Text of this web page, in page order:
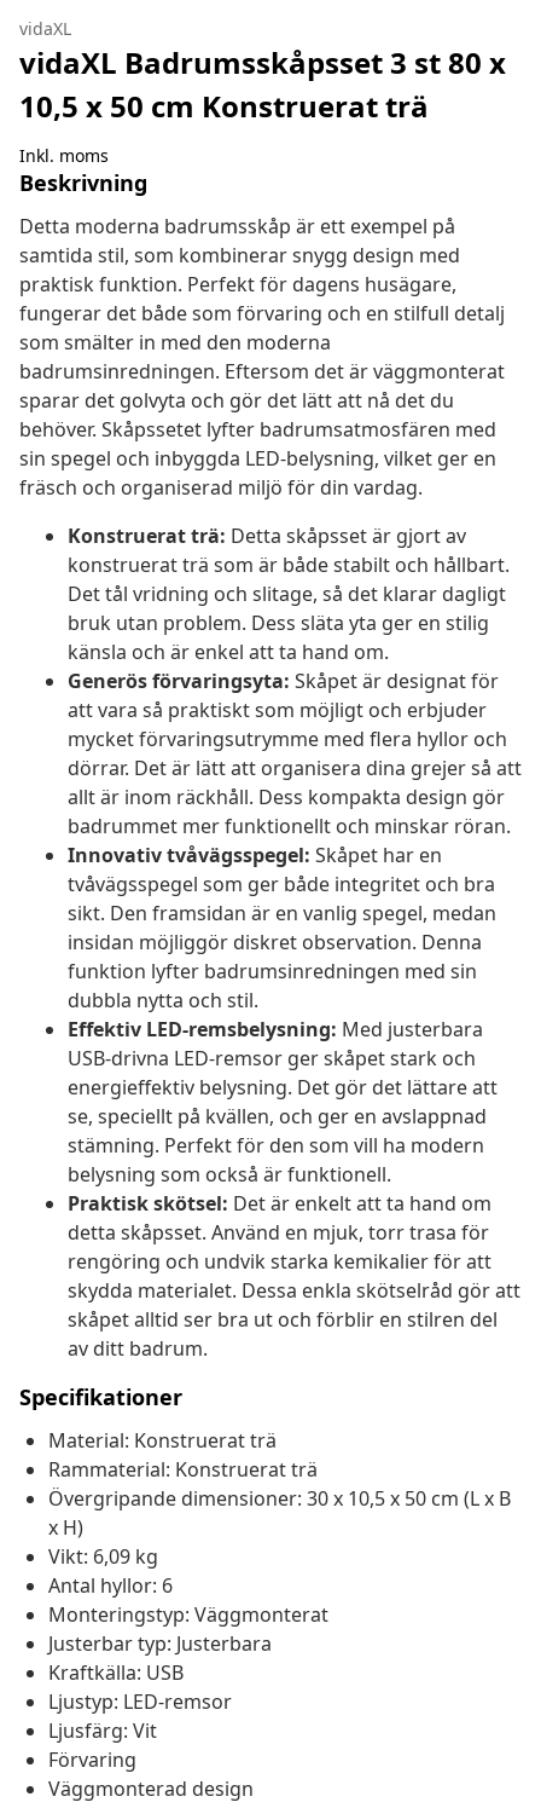
vidaXL
vidaXL Badrumsskåpsset 3 st 80 x
10,5 x 50 cm Konstruerat trä
Inkl. moms
Beskrivning
Detta moderna badrumsskåp är ett exempel på
samtida stil, som kombinerar snygg design med
praktisk funktion. Perfekt för dagens husägare,
fungerar det både som förvaring och en stilfull detalj
som smälter in med den moderna
badrumsinredningen. Eftersom det är väggmonterat
sparar det golvyta och gör det lätt att nå det du
behöver. Skåpssetet lyfter badrumsatmosfären med
sin spegel och inbyggda LED-belysning, vilket ger en
fräsch och organiserad miljö för din vardag.
Konstruerat trä: Detta skåpsset är gjort av
konstruerat trä som är både stabilt och hållbart.
Det tål vridning och slitage, så det klarar dagligt
bruk utan problem. Dess släta yta ger en stilig
känsla och är enkel att ta hand om.
Generös förvaringsyta: Skåpet är designat för
att vara så praktiskt som möjligt och erbjuder
mycket förvaringsutrymme med flera hyllor och
dörrar. Det är lätt att organisera dina grejer så att
allt är inom räckhåll. Dess kompakta design gör
badrummet mer funktionellt och minskar röran.
Innovativ tvåvägsspegel: Skåpet har en
tvåvägsspegel som ger både integritet och bra
sikt. Den framsidan är en vanlig spegel, medan
insidan möjliggör diskret observation. Denna
funktion lyfter badrumsinredningen med sin
dubbla nytta och stil.
Effektiv LED-remsbelysning: Med justerbara
USB-drivna LED-remsor ger skåpet stark och
energieffektiv belysning. Det gör det lättare att
se, speciellt på kvällen, och ger en avslappnad
stämning. Perfekt för den som vill ha modern
belysning som också är funktionell.
Praktisk skötsel: Det är enkelt att ta hand om
detta skåpsset. Använd en mjuk, torr trasa för
rengöring och undvik starka kemikalier för att
skydda materialet. Dessa enkla skötselråd gör att
skåpet alltid ser bra ut och förblir en stilren del
av ditt badrum.
Specifikationer
Material: Konstruerat trä
Rammaterial: Konstruerat trä
Övergripande dimensioner: 30 x 10,5 x 50 cm (L x B
x H)
Vikt: 6,09 kg
Antal hyllor: 6
Monteringstyp: Väggmonterat
Justerbar typ: Justerbara
Kraftkälla: USB
Ljustyp: LED-remsor
Ljusfärg: Vit
Förvaring
Väggmonterad design